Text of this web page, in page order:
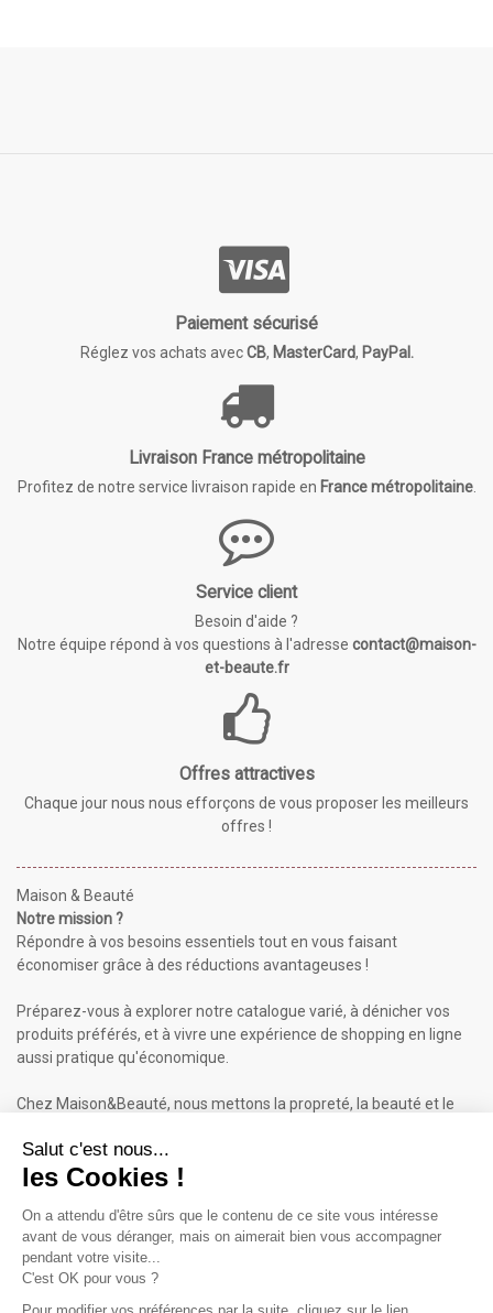
Paiement sécurisé
Réglez vos achats avecCB, MasterCard, PayPal.
Livraison France métropolitaine
Profitez de notre service livraison rapide en France métropolitaine.
Service client
Besoin d'aide ?
Notre équipe répond à vos questions à l'adresse contact@maison-
et-beaute.fr
Offres attractives
Chaque jour nous nous efforçons de vous proposer les meilleurs
offres !
Maison & Beauté
Notre mission ?
Répondre à vos besoins essentiels tout en vous faisant
économiser grâce à des réductions avantageuses !
Préparez-vous à explorer notre catalogue varié, à dénicher vos
produits préférés, et à vivre une expérience de shopping en ligne
aussi pratique qu'économique.
Chez Maison&Beauté, nous mettons la propreté, la beauté et le
Maison & Beauté : Informations
À propos de nous
Conditions générales de vente (CGV)
Plan du site
Contactez-nous